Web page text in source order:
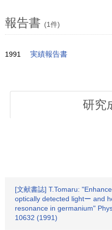
報告書 (1件)
1991 実績報告書
研究
[文献書誌] T.Tomaru:
optically detected lightー and
resonance in germanium"
10632 (1991)